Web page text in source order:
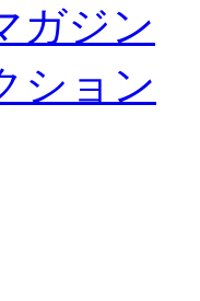
ガジン
ション